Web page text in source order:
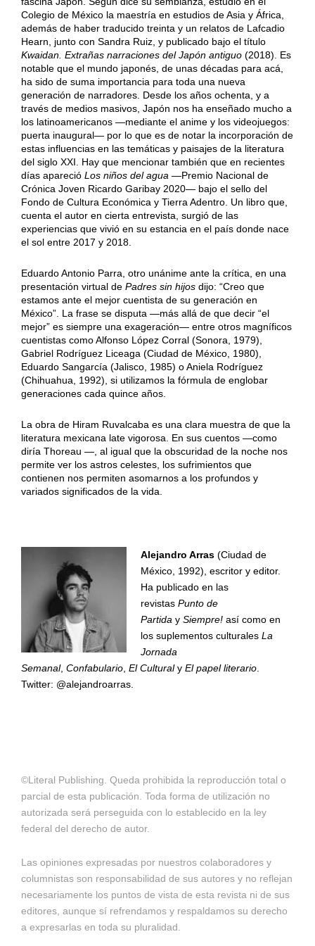
Colegio de México la maestría en estudios de Asia y África,
además de haber traducido treinta y un relatos de Lafcadio
Hearn, junto con Sandra Ruiz, y publicado bajo el título
Kwaidan. Extrañas narraciones del Japón antiguo(2018). Es
notable que el mundo japonés, de unas décadas para acá,
ha sido de suma importancia para toda una nueva
generación de narradores. Desde los años ochenta, y a
través de medios masivos, Japón nos ha enseñado mucho a
los latinoamericanos —mediante el anime y los videojuegos:
puerta inaugural— por lo que es de notar la incorporación de
estas influencias en las temáticas y paisajes de la literatura
del siglo XXI. Hay que mencionar también que en recientes
días apareció Los niños del agua —Premio Nacional de
Crónica Joven Ricardo Garibay 2020— bajo el sello del
Fondo de Cultura Económica y Tierra Adentro. Un libro que,
cuenta el autor en cierta entrevista, surgió de las
experiencias que vivió en su estancia en el país donde nace
el sol entre 2017 y 2018.
Eduardo Antonio Parra, otro unánime ante la crítica, en una
presentación virtual de Padres sin hijos dijo: “Creo que
estamos ante el mejor cuentista de su generación en
México”. La frase se disputa —más allá de que decir “el
mejor” es siempre una exageración— entre otros magníficos
cuentistas como Alfonso López Corral (Sonora, 1979),
Gabriel Rodríguez Liceaga (Ciudad de México, 1980),
Eduardo Sangarcía (Jalisco, 1985) o Aniela Rodríguez
(Chihuahua, 1992), si utilizamos la fórmula de englobar
generaciones cada quince años.
La obra de Hiram Ruvalcaba es una clara muestra de que la
literatura mexicana late vigorosa. En sus cuentos —como
diría Thoreau —, al igual que la obscuridad de la noche nos
permite ver los astros celestes, los sufrimientos que
contienen nos permiten asomarnos a los profundos y
variados significados de la vida.
Alejandro Arras (Ciudad de
México, 1992), escritor y editor.
Ha publicado en las
revistasPunto de
Partida ySiempre! así como en
los suplementos culturales La
Jornada
Semanal, Confabulario, El Culturaly El papel literario.
Twitter: @alejandroarras.
©Literal Publishing. Queda prohibida la reproducción total o
parcial de esta publicación. Toda forma de utilización no
autorizada será perseguida con lo establecido en la ley
federal del derecho de autor.
Las opiniones expresadas por nuestros colaboradores y
columnistas son responsabilidad de sus autores y no reflejan
necesariamente los puntos de vista de esta revista ni de sus
editores, aunque sí refrendamos y respaldamos su derecho
a expresarlas en toda su pluralidad.